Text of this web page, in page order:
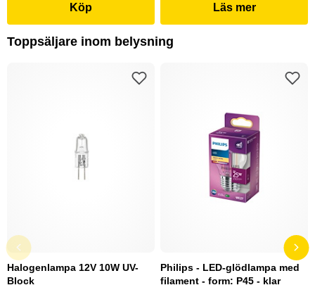
Köp Läs mer
Toppsäljare inom belysning
Halogenlampa 12V 10W UV-
Block
Philips - LED-glödlampa med
filament - form: P45 - klar